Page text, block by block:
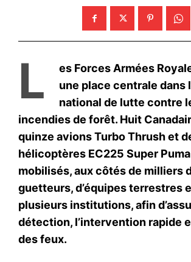
le1.ma
l'intelligence de
l'information